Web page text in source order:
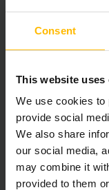
Consent
This website uses
We use cookies to
provide social
We also share
our social media,
may combine it
provided to them
Der
Technische